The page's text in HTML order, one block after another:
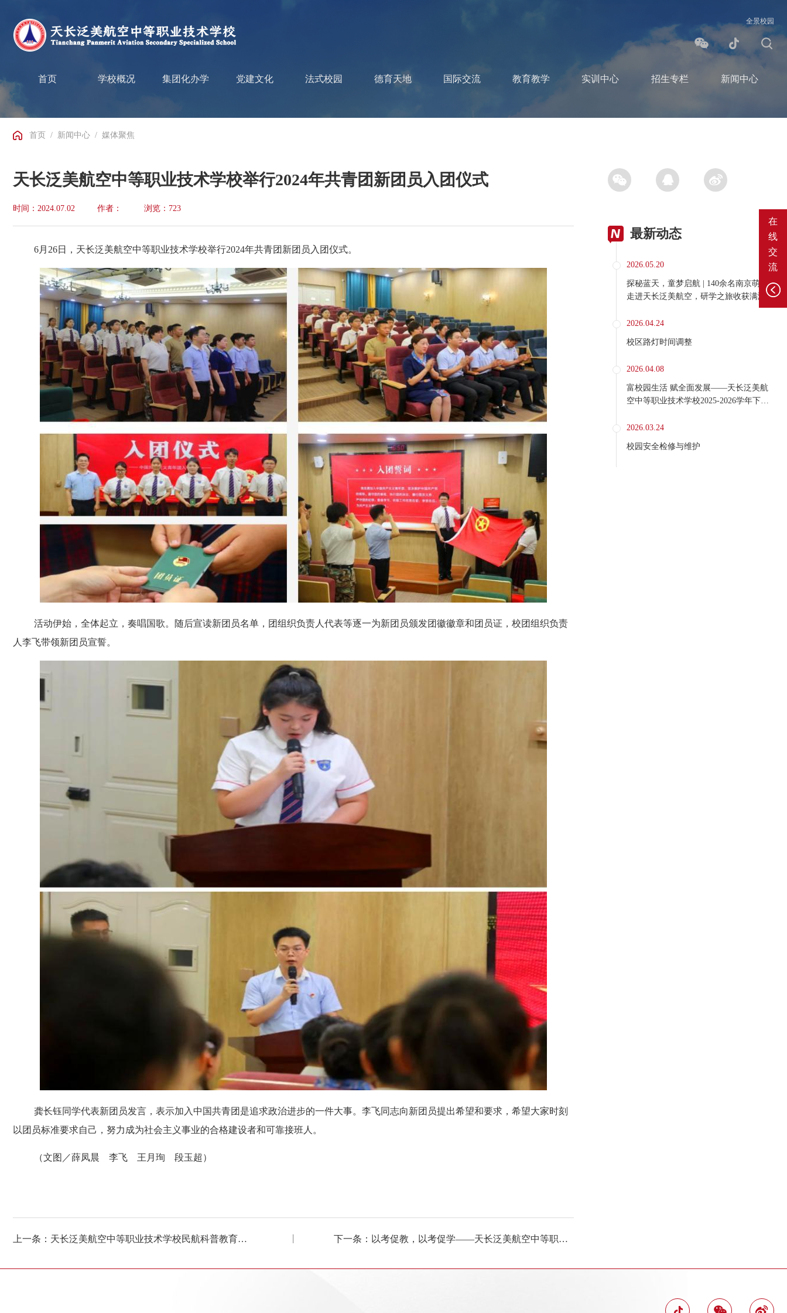
全景校园
首页 学校概况 集团化办学 党建文化 法式校园 德育天地 国际交流 教育教学 实训中心 招生专栏 新闻中心
首页 / 新闻中心 / 媒体聚焦
天长泛美航空中等职业技术学校举行2024年共青团新团员入团仪式
时间：2024.07.02 作者： 浏览：723
6月26日，天长泛美航空中等职业技术学校举行2024年共青团新团员入团仪式。
活动伊始，全体起立，奏唱国歌。随后宣读新团员名单，团组织负责人代表等逐一为新团员颁发团徽徽章和团员证，校团组织负责
人李飞带领新团员宣誓。
龚长钰同学代表新团员发言，表示加入中国共青团是追求政治进步的一件大事。李飞同志向新团员提出希望和要求，希望大家时刻
以团员标准要求自己，努力成为社会主义事业的合格建设者和可靠接班人。
（文图／薛凤晨 李飞 王月珣 段玉超）
上一条：天长泛美航空中等职业技术学校民航科普教育基地利用暑期积极组织系列研学活动 下一条：以考促教，以考促学——天长泛美航空中等职业技术学校2023－2024第二学期期中考试表彰大会
最新动态
2026.05.20
探秘蓝天，童梦启航 | 140余名南京萌娃
走进天长泛美航空，研学之旅收获满满好
2026.04.24
校区路灯时间调整
2026.04.08
富校园生活 赋全面发展——天长泛美航
空中等职业技术学校2025-2026学年下学
2026.03.24
校园安全检修与维护
在
线
交
流